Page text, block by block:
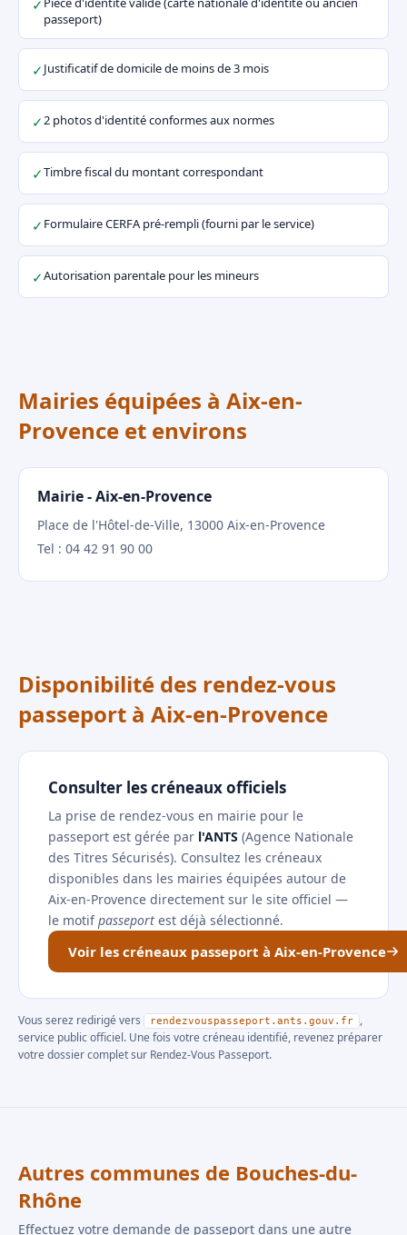
✓
passeport)
✓Justificatif de domicile de moins de 3 mois
✓2 photos d'identité conformes aux normes
✓Timbre fiscal du montant correspondant
✓ Formulaire CERFA pré-rempli (fourni par le service)
✓Autorisation parentale pour les mineurs
Mairies équipées à Aix-en-
Provence et environs
Mairie - Aix-en-Provence
Place de l'Hôtel-de-Ville, 13000 Aix-en-Provence
Tel : 04 42 91 90 00
Disponibilité des rendez-vous
passeport à Aix-en-Provence
Consulter les créneaux officiels
La prise de rendez-vous en mairie pour le
passeport est gérée par l'ANTS (Agence Nationale
des Titres Sécurisés). Consultez les créneaux
disponibles dans les mairies équipées autour de
Aix-en-Provence directement sur le site officiel —
le motifpasseport est déjà sélectionné.
Voir les créneaux passeport à Aix-en-Provence
Vous serez redirigé vers rendezvouspasseport.ants.gouv.fr
,
service public officiel. Une fois votre créneau identifié, revenez préparer
votre dossier complet sur Rendez-Vous Passeport.
Autres communes de Bouches-du-
Rhône
Effectuez votre demande de passeport dans une autre